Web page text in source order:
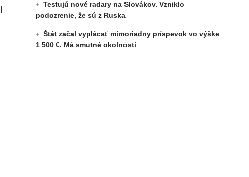
Testujú nové radary na Slovákov. Vzniklo
podozrenie, že sú z Ruska
Štát začal vyplácať mimoriadny príspevok vo výške
1 500 €. Má smutné okolnosti